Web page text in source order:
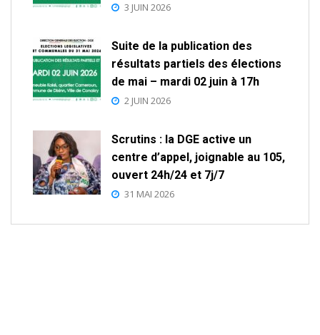
3 JUIN 2026
Suite de la publication des
résultats partiels des élections
de mai – mardi 02 juin à 17h
2 JUIN 2026
Scrutins : la DGE active un
centre d’appel, joignable au 105,
ouvert 24h/24 et 7j/7
31 MAI 2026